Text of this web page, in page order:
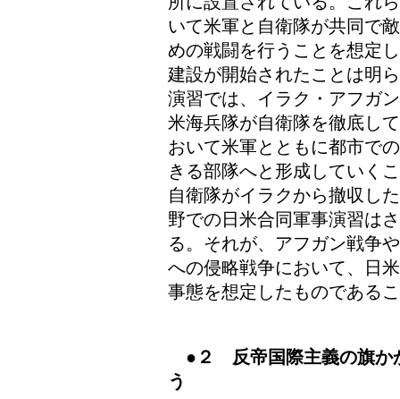
いて米軍と自衛隊が共同で
めの戦闘を行うことを想定
建設が開始されたことは明
演習では、イラク・アフガ
米海兵隊が自衛隊を徹底し
おいて米軍とともに都市で
きる部隊へと形成していく
自衛隊がイラクから撤収し
野での日米合同軍事演習は
る。それが、アフガン戦争
への侵略戦争において、日
事態を想定したものである
●２ 反帝国際主義の旗か
う